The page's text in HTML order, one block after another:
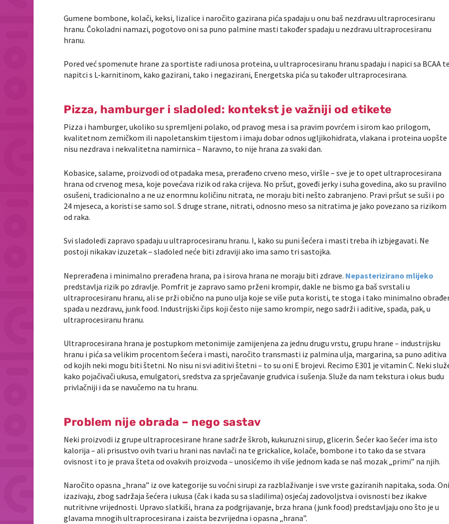
Gumene bombone, kolači, keksi, lizalice i naročito gazirana pića spadaju u onu baš nezdravu ultraprocesiranu
hranu. Čokoladni namazi, pogotovo oni sa puno palmine masti također spadaju u nezdravu ultraprocesiranu
hranu.
Pored već spomenute hrane za sportiste radi unosa proteina, u ultraprocesiranu hranu spadaju i napici sa BCAA
napitci s L-karnitinom, kako gazirani, tako i negazirani, Energetska pića su također ultraprocesirana.
Pizza, hamburger i sladoled: kontekst je važniji od etikete
Pizza i hamburger, ukoliko su spremljeni polako, od pravog mesa i sa pravim povrćem i sirom kao prilogom,
kvalitetnom zemičkom ili napoletanskim tijestom i imaju dobar odnos ugljikohidrata, vlakana i proteina uopšte
nisu nezdrava i nekvalitetna namirnica – Naravno, to nije hrana za svaki dan.
Kobasice, salame, proizvodi od otpadaka mesa, prerađeno crveno meso, viršle – sve je to opet ultraprocesirana
hrana od crvenog mesa, koje povećava rizik od raka crijeva. No pršut, goveđi jerky i suha govedina, ako su pravilno
osušeni, tradicionalno a ne uz enormnu količinu nitrata, ne moraju biti nešto zabranjeno. Pravi pršut se suši i po
24 mjeseca, a koristi se samo sol. S druge strane, nitrati, odnosno meso sa nitratima je jako povezano sa rizikom
od raka.
Svi sladoledi zapravo spadaju u ultraprocesiranu hranu. I, kako su puni šećera i masti treba ih izbjegavati. Ne
postoji nikakav izuzetak – sladoled neće biti zdraviji ako ima samo tri sastojka.
Neprerađena i minimalno prerađena hrana, pa i sirova hrana ne moraju biti zdrave. Nepasterizirano mlijeko
predstavlja rizik po zdravlje. Pomfrit je zapravo samo prženi krompir, dakle ne bismo ga baš svrstali u
ultraprocesiranu hranu, ali se prži obično na puno ulja koje se više puta koristi, te stoga i tako minimalno
spada u nezdravu, junk food. Industrijski čips koji često nije samo krompir, nego sadrži i aditive, spada, pak, u
ultraprocesiranu hranu.
Ultraprocesirana hrana je postupkom metonimije zamijenjena za jednu drugu vrstu, grupu hrane – industrijsku
hranu i pića sa velikim procentom šećera i masti, naročito transmasti iz palmina ulja, margarina, sa puno aditiva
od kojih neki mogu biti štetni. No nisu ni svi aditivi štetni – to su oni E brojevi. Recimo E301 je vitamin C. Neki
kako pojačivači ukusa, emulgatori, sredstva za sprječavanje grudvica i sušenja. Služe da nam tekstura i okus budu
privlačniji i da se navučemo na tu hranu.
Problem nije obrada – nego sastav
Neki proizvodi iz grupe ultraprocesirane hrane sadrže škrob, kukuruzni sirup, glicerin. Šećer kao šećer ima isto
kalorija – ali prisustvo ovih tvari u hrani nas navlači na te grickalice, kolače, bombone i to tako da se stvara
ovisnost i to je prava šteta od ovakvih proizvoda – unosićemo ih više jednom kada se naš mozak „primi” na njih.
Naročito opasna „hrana” iz ove kategorije su voćni sirupi za razblaživanje i sve vrste gaziranih napitaka, soda.
izazivaju, zbog sadržaja šećera i ukusa (čak i kada su sa sladilima) osjećaj zadovoljstva i ovisnosti bez ikakve
nutritivne vrijednosti. Upravo slatkiši, hrana za podgrijavanje, brza hrana (junk food) predstavljaju ono što je u
glavama mnogih ultraprocesirana i zaista bezvrijedna i opasna „hrana”.